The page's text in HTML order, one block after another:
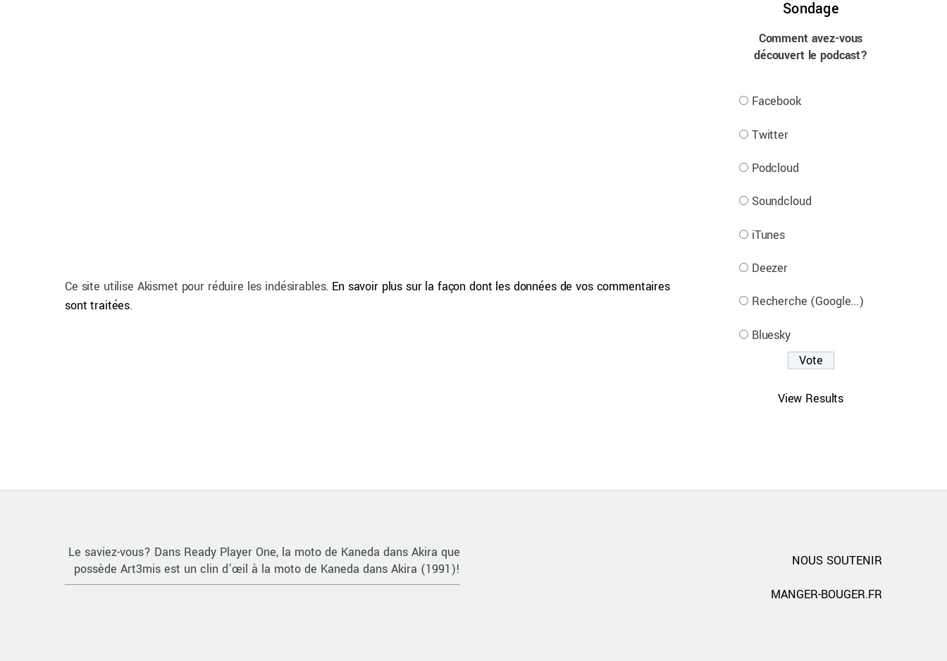
Ce site utilise Akismet pour réduire les indésirables. En savoir plus sur la façon dont les données de vos commentaires
sont traitées.
Sondage
Comment avez-vous
découvert le podcast?
Facebook
Twitter
Podcloud
Soundcloud
iTunes
Deezer
Recherche (Google...)
Bluesky
View Results
Le saviez-vous? Dans Ready Player One, la moto de Kaneda dans Akira que
possède Art3mis est un clin d’œil à la moto de Kaneda dans Akira (1991)!
NOUS SOUTENIR
MANGER-BOUGER.FR